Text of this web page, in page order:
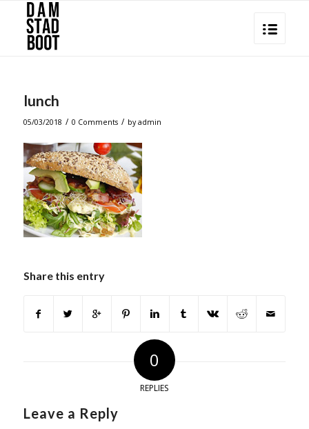
lunch
05/03/2018 / 0 Comments / byadmin
Share this entry
0
REPLIES
Leave a Reply